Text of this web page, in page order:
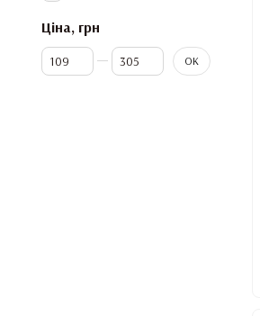
Ціна, грн
Від Ціна, грн
До Ціна, грн ОК